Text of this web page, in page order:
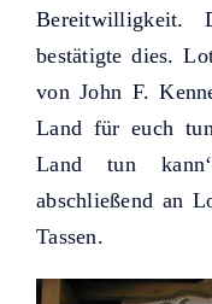
Bereitwilligkeit.
bestätigte dies.
von John F.
Land für euch
Land tun
abschließend an
Tassen.